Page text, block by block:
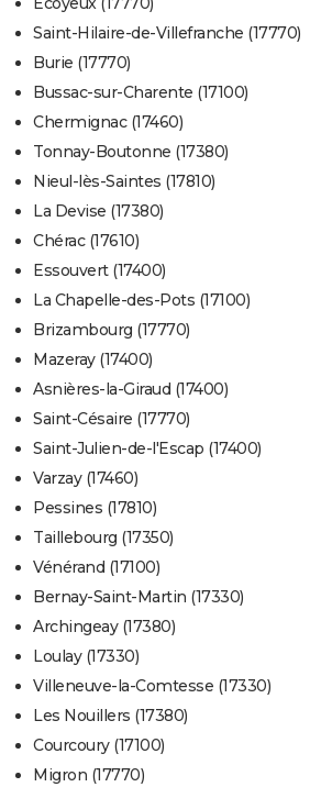
Saint-Hilaire-de-Villefranche (17770)
Burie (17770)
Bussac-sur-Charente (17100)
Chermignac (17460)
Tonnay-Boutonne (17380)
Nieul-lès-Saintes (17810)
La Devise (17380)
Chérac (17610)
Essouvert (17400)
La Chapelle-des-Pots (17100)
Brizambourg (17770)
Mazeray (17400)
Asnières-la-Giraud (17400)
Saint-Césaire (17770)
Saint-Julien-de-l'Escap (17400)
Varzay (17460)
Pessines (17810)
Taillebourg (17350)
Vénérand (17100)
Bernay-Saint-Martin (17330)
Archingeay (17380)
Loulay (17330)
Villeneuve-la-Comtesse (17330)
Les Nouillers (17380)
Courcoury (17100)
Migron (17770)